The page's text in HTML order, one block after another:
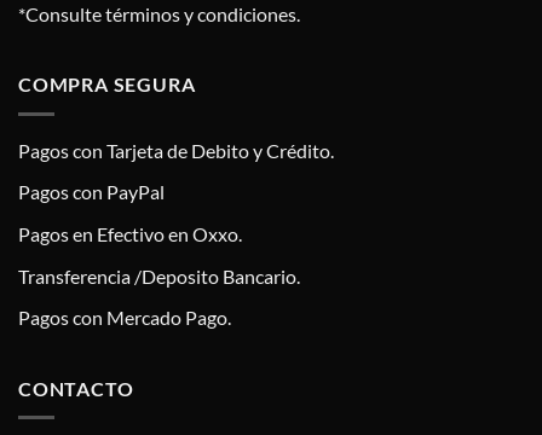
*Consulte términos y condiciones.
COMPRA SEGURA
Pagos con Tarjeta de Debito y Crédito.
Pagos con PayPal
Pagos en Efectivo en Oxxo.
Transferencia /Deposito Bancario.
Pagos con Mercado Pago.
CONTACTO